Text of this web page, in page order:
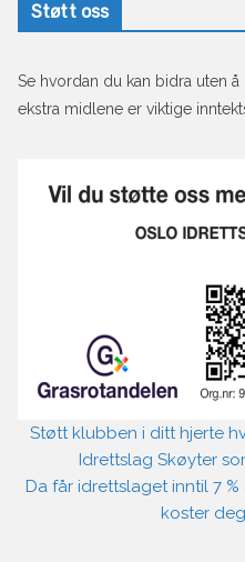
Støtt oss
Se hvordan du kan bidra uten
ekstra midlene er viktige
Støtt klubben i ditt hjerte
Idrettslag Skøyter
Da får idrettslaget inntil 7
koster